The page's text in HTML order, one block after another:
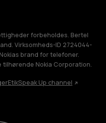
forbeholdes. Bertel
Virksomheds-ID 2724044-
brand for telefoner.
Nokia Corporation.
EtikSpeak Up channel